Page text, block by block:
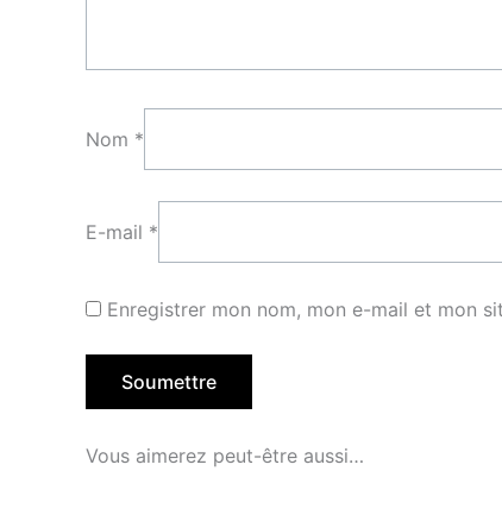
Nom *
E-mail *
Enregistrer mon nom, mon e-mail et mon
Vous aimerez peut-être aussi…